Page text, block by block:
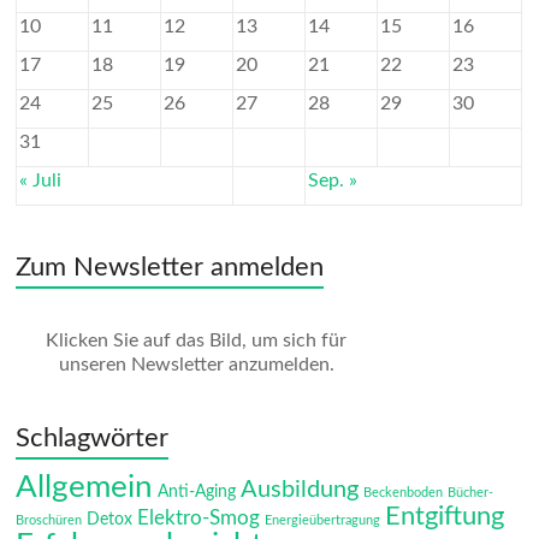
10
11 12 13 14 15
16
17
18 19 20 21 22
23
24
25 26 27 28 29
30
31
« Juli
Sep. »
Zum Newsletter anmelden
Klicken Sie auf das Bild, um sich für
unseren Newsletter anzumelden.
Schlagwörter
Allgemein Anti-Aging Ausbildung Beckenboden Bücher-
Broschüren Detox Elektro-Smog Energieübertragung Entgiftung